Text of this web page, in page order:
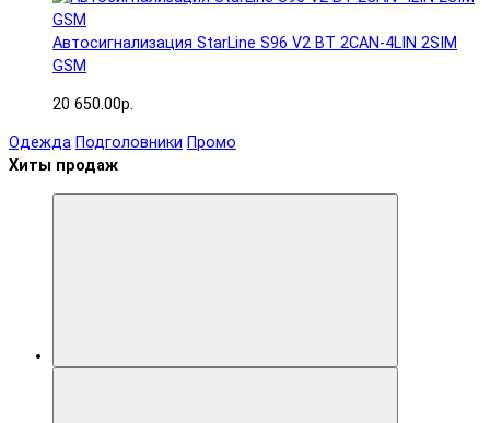
Автосигнализация StarLine S96 V2 BT 2CAN-4LIN 2SIM
GSM
20 650.00р.
Одежда Подголовники Промо
Хиты продаж